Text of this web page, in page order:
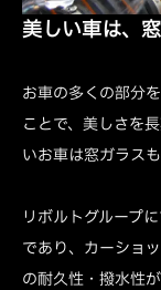
美しい車は、
お車の多くの部分
ことで、美しさを
いお車は窓ガラスも
リボルトグループ
であり、カーショ
の耐久性・撥水性